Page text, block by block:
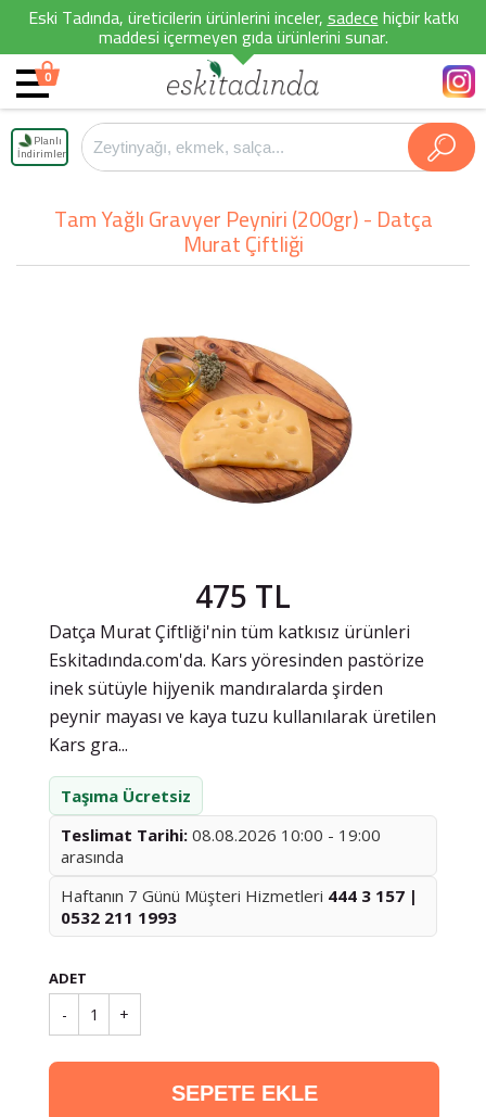
Eski Tadında, üreticilerin ürünlerini inceler,sadecehiçbir katkı
maddesi içermeyen gıda ürünlerini sunar.
0
Planlı
İndirimler
Tam Yağlı Gravyer Peyniri (200gr) - Datça
Murat Çiftliği
475 TL
Datça Murat Çiftliği'nin tüm katkısız ürünleri
Eskitadında.com'da. Kars yöresinden pastörize
inek sütüyle hijyenik mandıralarda şirden
peynir mayası ve kaya tuzu kullanılarak üretilen
Kars gra...
Taşıma Ücretsiz
Teslimat Tarihi: 08.08.2026 10:00 - 19:00
arasında
Haftanın 7 Günü Müşteri Hizmetleri 444 3 157 |
0532 211 1993
ADET
- 1 +
SEPETE EKLE